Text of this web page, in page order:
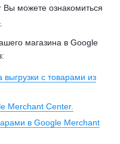
Вы можете ознакомиться
магазина в Google
с товарами из
Merchant Center.
в Google Merchant